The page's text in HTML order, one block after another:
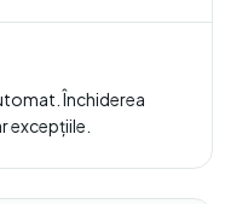
Închiderea
excepțiile.